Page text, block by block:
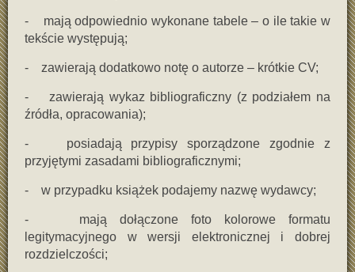
- mają odpowiednio wykonane tabele – o ile takie w
tekście występują;
- zawierają dodatkowo notę o autorze – krótkie CV;
- zawierają wykaz bibliograficzny (z podziałem na
źródła, opracowania);
- posiadają przypisy sporządzone zgodnie z
przyjętymi zasadami bibliograficznymi;
- w przypadku książek podajemy nazwę wydawcy;
- mają dołączone foto kolorowe formatu
legitymacyjnego w wersji elektronicznej i dobrej
rozdzielczości;